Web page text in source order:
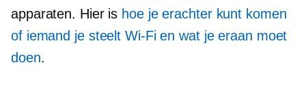
apparaten. Hier is hoe je erachter kunt komen
of iemand je steelt Wi-Fien wat je eraan moet
doen.